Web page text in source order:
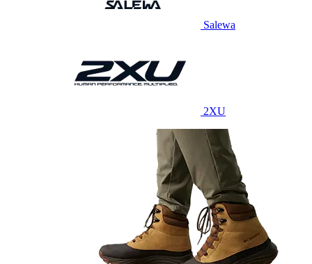
Salewa
2XU